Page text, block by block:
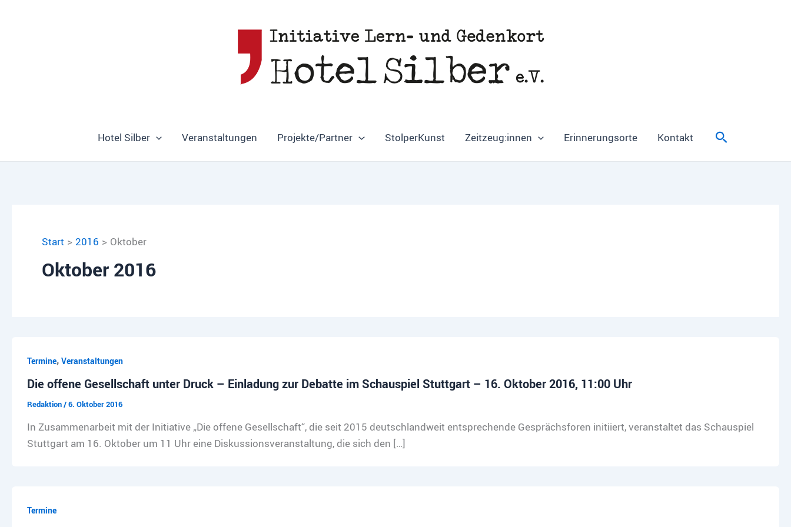
Hotel Silber Veranstaltungen Projekte/Partner StolperKunst Zeitzeug:innen Erinnerungsorte Kontakt Suchen
Start 2016 Oktober
Oktober 2016
Termine, Veranstaltungen
Die offene Gesellschaft unter Druck – Einladung zur Debatte im Schauspiel Stuttgart – 16. Oktober 2016, 11:00 Uhr
Redaktion/6. Oktober 2016
In Zusammenarbeit mit der Initiative „Die offene Gesellschaft“, die seit 2015 deutschlandweit entsprechende Gesprächsforen initiiert, veranstaltet das Schauspiel
Stuttgart am 16. Oktober um 11 Uhr eine Diskussionsveranstaltung, die sich den […]
Termine